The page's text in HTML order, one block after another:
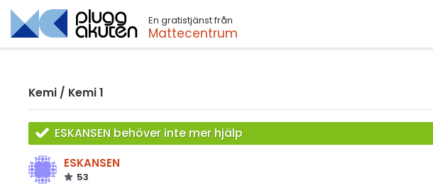
En gratistjänst från
Mattecentrum
Kemi / Kemi 1
ESKANSEN behöver inte mer hjälp
ESKANSEN
53
Sök